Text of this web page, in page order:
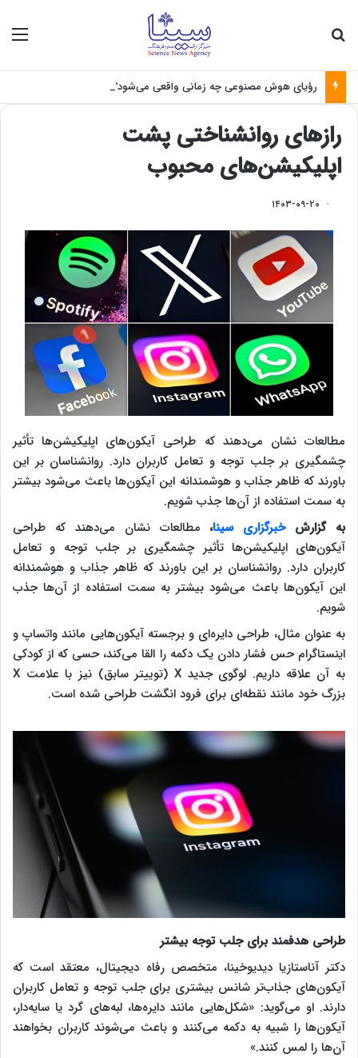
رؤیای هوش مصنوعی چه زمانی واقعی می‌شود؟
رازهای روانشناختی پشت
اپلیکیشن‌های محبوب
۱۴۰۳-۰۹-۲۰
مطالعات نشان می‌دهند که طراحی آیکون‌های اپلیکیشن‌ها تأثیر
چشمگیری بر جلب توجه و تعامل کاربران دارد. روانشناسان بر این
باورند که ظاهر جذاب و هوشمندانه این آیکون‌ها باعث می‌شود بیشتر
به سمت استفاده از آن‌ها جذب شویم.
به گزارش خبرگزاری سینا، مطالعات نشان می‌دهند که طراحی
آیکون‌های اپلیکیشن‌ها تأثیر چشمگیری بر جلب توجه و تعامل
کاربران دارد. روانشناسان بر این باورند که ظاهر جذاب و هوشمندانه
این آیکون‌ها باعث می‌شود بیشتر به سمت استفاده از آن‌ها جذب
شویم.
به عنوان مثال، طراحی دایره‌ای و برجسته آیکون‌هایی مانند واتساپ و
اینستاگرام حس فشار دادن یک دکمه را القا می‌کند، حسی که از کودکی
به آن علاقه داریم. لوگوی جدید X (توییتر سابق) نیز با علامت X
بزرگ خود مانند نقطه‌ای برای فرود انگشت طراحی شده است.
طراحی هدفمند برای جلب توجه بیشتر
دکتر آناستازیا دیدیوخینا، متخصص رفاه دیجیتال، معتقد است که
آیکون‌های جذاب‌تر شانس بیشتری برای جلب توجه و تعامل کاربران
دارند. او می‌گوید: «شکل‌هایی مانند دایره‌ها، لبه‌های گرد یا سایه‌دار،
آیکون‌ها را شبیه به دکمه می‌کنند و باعث می‌شوند کاربران بخواهند
آن‌ها را لمس کنند.»